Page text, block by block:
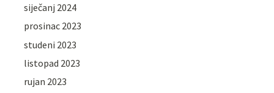
siječanj 2024
prosinac 2023
studeni 2023
listopad 2023
rujan 2023